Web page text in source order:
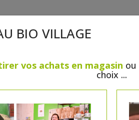
BOULANGERIE / PÂTISSERIE
BIO VILLAGE
vos achats en magasin ou
choix ...